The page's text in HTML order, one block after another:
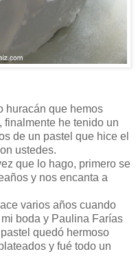
huracán que hemos
finalmente he tenido un
de un pastel que hice el
ustedes.
que lo hago, primero se
y nos encanta a
varios años cuando
boda y Paulina Farías
quedó hermoso
y fué todo un